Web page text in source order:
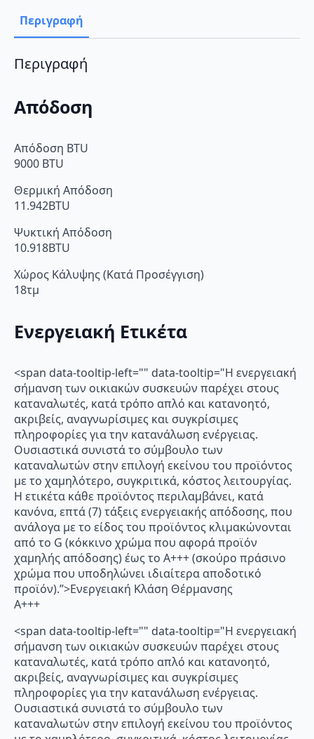
ποσότητα
Περιγραφή
Περιγραφή
Απόδοση
Απόδοση BTU
9000 BTU
Θερμική Απόδοση
11.942BTU
Ψυκτική Απόδοση
10.918BTU
Χώρος Κάλυψης (Κατά Προσέγγιση)
18τμ
Ενεργειακή Ετικέτα
<span data-tooltip-left="" data-tooltip="Η ενεργειακή
σήμανση των οικιακών συσκευών παρέχει στους
καταναλωτές, κατά τρόπο απλό και κατανοητό,
ακριβείς, αναγνωρίσιμες και συγκρίσιμες
πληροφορίες για την κατανάλωση ενέργειας.
Ουσιαστικά συνιστά το σύμβουλο των
καταναλωτών στην επιλογή εκείνου του προϊόντος
με το χαμηλότερο, συγκριτικά, κόστος λειτουργίας.
Η ετικέτα κάθε προϊόντος περιλαμβάνει, κατά
κανόνα, επτά (7) τάξεις ενεργειακής απόδοσης, που
ανάλογα με το είδος του προϊόντος κλιμακώνονται
από το G (κόκκινο χρώμα που αφορά προϊόν
χαμηλής απόδοσης) έως το Α+++ (σκούρο πράσινο
χρώμα που υποδηλώνει ιδιαίτερα αποδοτικό
προϊόν).”>Ενεργειακή Κλάση Θέρμανσης
A+++
<span data-tooltip-left="" data-tooltip="Η ενεργειακή
σήμανση των οικιακών συσκευών παρέχει στους
καταναλωτές, κατά τρόπο απλό και κατανοητό,
ακριβείς, αναγνωρίσιμες και συγκρίσιμες
πληροφορίες για την κατανάλωση ενέργειας.
Ουσιαστικά συνιστά το σύμβουλο των
καταναλωτών στην επιλογή εκείνου του προϊόντος